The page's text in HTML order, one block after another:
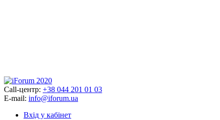
Call-центр: +38 044 201 01 03
E-mail: info@iforum.ua
Вхід у кабінет